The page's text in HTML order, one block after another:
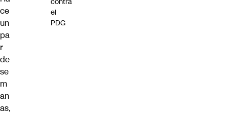
ce
un
pa
r
de
se
m
an
as,
el
PDG